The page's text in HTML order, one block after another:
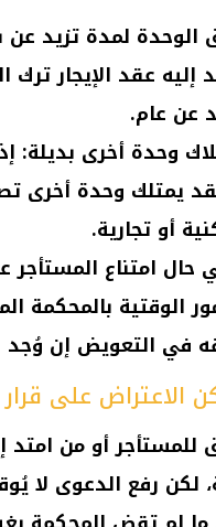
الوحدة لمدة تزيد عن
إليه عقد الإيجار
عن عام.
وحدة أخرى بديلة:
يمتلك وحدة أخرى
أو تجارية.
حال امتناع المستأجر
الوقتية بالمحكمة
في التعويض إن وُجد
الاعتراض على قرار
للمستأجر أو من
لكن رفع الدعوى لا